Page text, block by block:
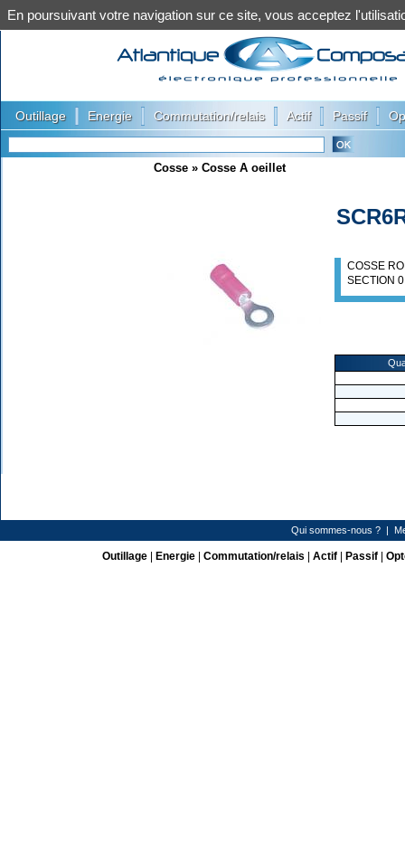
Outillage Energie Commutation/relais Actif Passif
Cosse » Cosse A oeillet
COSSE
SECTION
Qui sommes-nous ? |
Outillage| Energie| Commutation/relais Actif| Passif|
En poursuivant votre navigation sur ce site, vous acceptez